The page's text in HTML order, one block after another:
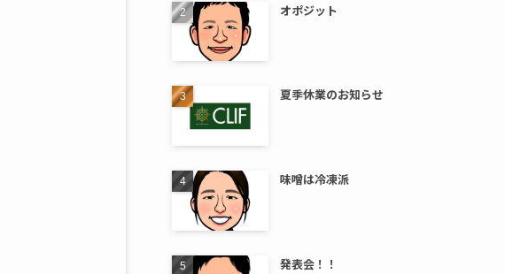
オポジット
夏季休業のお知らせ
味噌は冷凍派
発表会！！